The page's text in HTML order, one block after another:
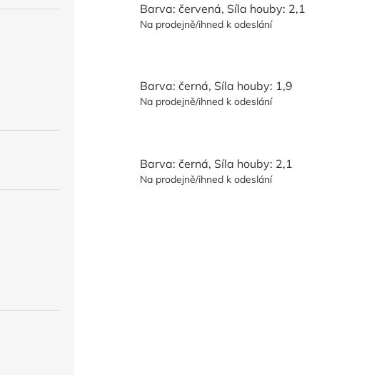
Barva: červená, Síla houby: 2,1
Na prodejně/ihned k odeslání
Barva: černá, Síla houby: 1,9
Na prodejně/ihned k odeslání
Barva: černá, Síla houby: 2,1
Na prodejně/ihned k odeslání